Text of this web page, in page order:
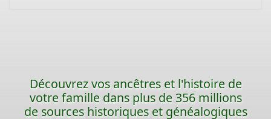
Découvrez vos ancêtres et l'histoire de
votre famille dans plus de 356 millions
de sources historiques et généalogiques